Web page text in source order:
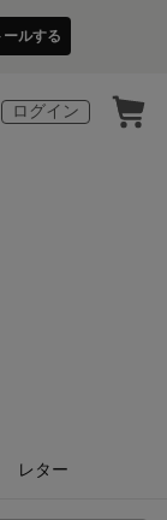
ールする
ログイン
レター